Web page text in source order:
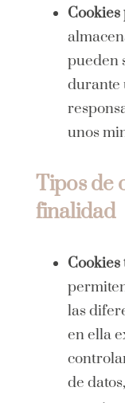
Cookies
pueden
durante
unos
Tipos de
finalidad
Cookies
las
en ella
de